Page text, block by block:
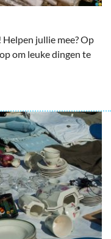
jullie mee? Op
om leuke dingen te